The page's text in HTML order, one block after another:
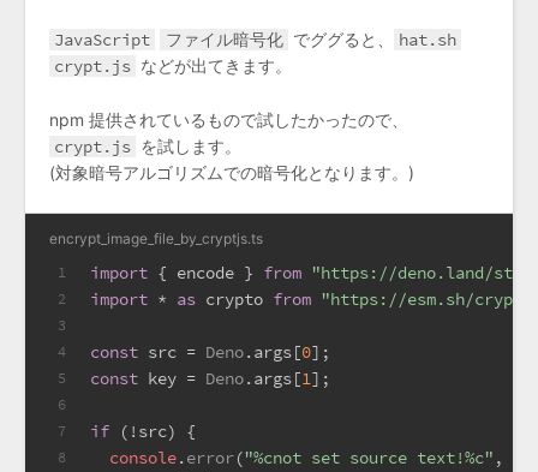
JavaScript ファイル暗号化 でググると、
hat.sh
crypt.js などが出てきます。
npm 提供されているもので試したかったので、
crypt.js を試します。
(対象暗号アルゴリズムでの暗号化となります。)
encrypt_image_file_by_cryptjs.ts
1
2
3
4
5
6
7
8
import { encode } from "https://deno.land/
import * as crypto from "https://esm.sh/
const src = Deno.args[0];
const key = Deno.args[1];
if (!src) {
console.error("%cnot set source text!%c" ,